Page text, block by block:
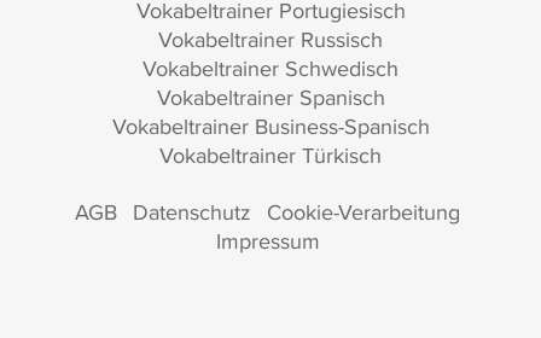
Vokabeltrainer Portugiesisch
Vokabeltrainer Russisch
Vokabeltrainer Schwedisch
Vokabeltrainer Spanisch
Vokabeltrainer Business-Spanisch
Vokabeltrainer Türkisch
AGB Datenschutz Cookie-Verarbeitung
Impressum